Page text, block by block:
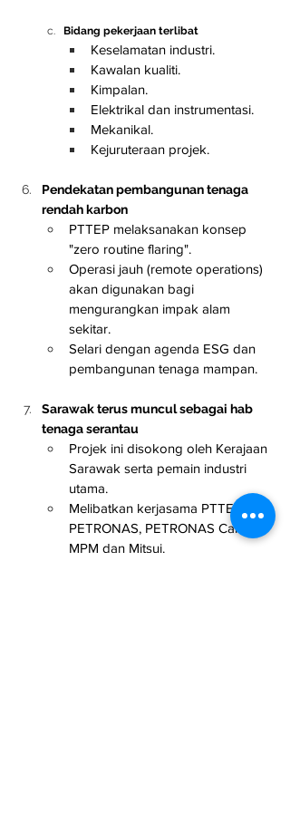
Bidang pekerjaan terlibat
Keselamatan industri.
Kawalan kualiti.
Kimpalan.
Elektrikal dan instrumentasi.
Mekanikal.
Kejuruteraan projek.
Pendekatan pembangunan tenaga
rendah karbon
PTTEP melaksanakan konsep
"zero routine flaring".
Operasi jauh (remote operations)
akan digunakan bagi
mengurangkan impak alam
sekitar.
Selari dengan agenda ESG dan
pembangunan tenaga mampan.
Sarawak terus muncul sebagai hab
tenaga serantau
Projek ini disokong oleh Kerajaan
Sarawak serta pemain industri
utama.
Melibatkan kerjasama PTTEP,
PETRONAS, PETRONAS Carigali,
MPM dan Mitsui.